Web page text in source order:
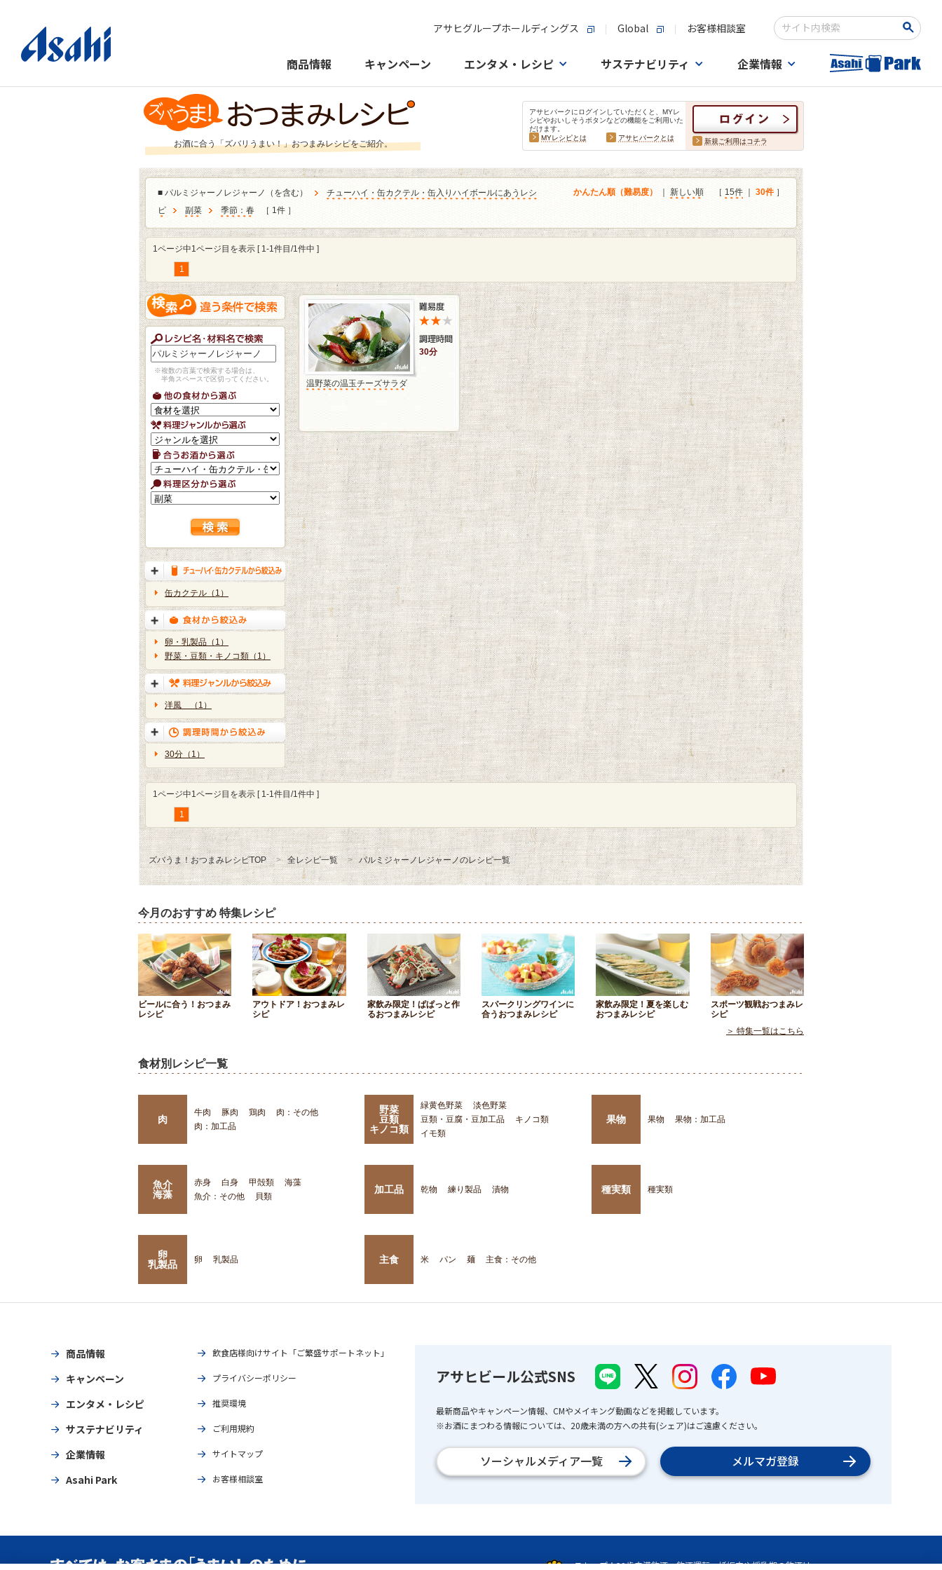
アサヒグループホールディングス Global お客様相談室
検索キーワード入力
商品情報 キャンペーン エンタメ・レシピ サステナビリティ 企業情報
お酒に合う「ズバリうまい！」おつまみレシピをご紹介。
アサヒパークにログインしていただくと、MYレ
シピやおいしそうボタンなどの機能をご利用いた
だけます。
MYレシピとは
アサヒパークとは 新規ご利用はコチラ
■ パルミジャーノレジャーノ（を含む）
チューハイ・缶カクテル・缶入りハイボールにあうレシ
ピ
副菜 季節：春 ［ 1件 ］
かんたん順（難易度） 新しい順 ［ 15件 30件 ］
1ページ中1ページ目を表示 [ 1-1件目/1件中 ]
1
※複数の言葉で検索する場合は、
半角スペースで区切ってください。
缶カクテル（1）
卵・乳製品（1）
野菜・豆類・キノコ類（1）
洋風 （1）
30分（1）
30分
温野菜の温玉チーズサラダ
1ページ中1ページ目を表示 [ 1-1件目/1件中 ]
1
ズバうま！おつまみレシピTOP 全レシピ一覧 パルミジャーノレジャーノのレシピ一覧
今月のおすすめ 特集レシピ
ビールに合う！おつまみ
レシピ
アウトドア！おつまみレ
シピ
家飲み限定！ぱぱっと作
るおつまみレシピ
スパークリングワインに
合うおつまみレシピ
家飲み限定！夏を楽しむ
おつまみレシピ
スポーツ観戦おつまみレ
シピ
＞ 特集一覧はこちら
食材別レシピ一覧
肉
牛肉 豚肉 鶏肉
肉：その他
肉：加工品
野菜
豆類
キノコ類
緑黄色野菜
淡色野菜
豆類・豆腐・豆加工品
キノコ類
イモ類
果物 果物 果物：加工品
魚介
海藻
赤身 白身 甲殻類
海藻
魚介：その他
貝類
加工品 乾物 練り製品 漬物 種実類 種実類
卵
乳製品
卵 乳製品 主食 米 パン 麺 主食：その他
商品情報
キャンペーン
エンタメ・レシピ
サステナビリティ
企業情報
Asahi Park
飲食店様向けサイト「ご繁盛サポートネット」
プライバシーポリシー
推奨環境
ご利用規約
サイトマップ
お客様相談室
アサヒビール公式SNS
最新商品やキャンペーン情報、CMやメイキング動画などを掲載しています。
※お酒にまつわる情報については、20歳未満の方への共有(シェア)はご遠慮ください。
ソーシャルメディア一覧 メルマガ登録